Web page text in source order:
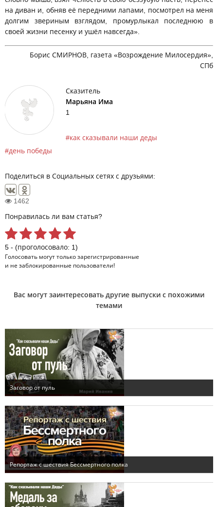
на диван и, обняв её передними лапами, посмотрел на меня
долгим звериным взглядом, промурлыкал последнюю в
своей жизни песенку и ушёл навсегда».
Борис СМИРНОВ, газета «Возрождение Милосердия»,
СПб
Сказитель
Марьяна Има
1
как сказывали наши деды
день победы
Поделиться в Социальных сетях с друзьями:
1462
Понравилась ли вам статья?
5 - (проголосовало: 1)
Голосовать могут только зарегистрированные
и не заблокированные пользователи!
Вас могут заинтересовать другие выпуски с похожими
темами